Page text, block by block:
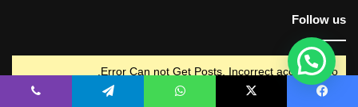
Follow us
Error Can not Get Posts, Incorrect account info.